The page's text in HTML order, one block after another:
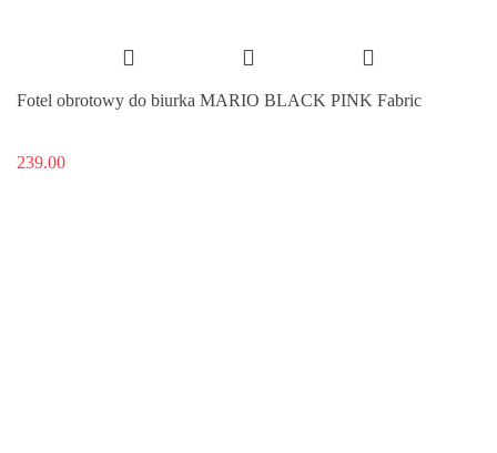
Fotel obrotowy do biurka MARIO BLACK PINK Fabric
239.00